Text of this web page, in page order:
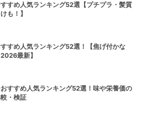
すめ人気ランキング52選【プチプラ・髪質
も！】
すめ人気ランキング52選！【焦げ付かな
最新】
すすめ人気ランキング52選！味や栄養価の
・検証